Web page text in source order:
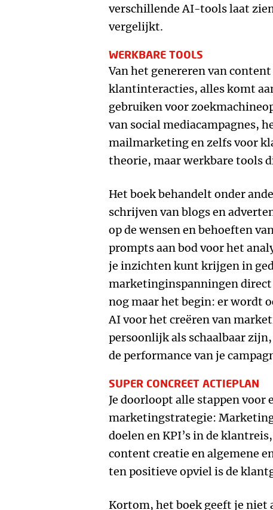
verschillende AI-tools laat
vergelijkt.
WERKBARE TOOLS
Van het genereren van
klantinteracties, alles komt
gebruiken voor
van social mediacampagnes,
mailmarketing en zelfs voor
theorie, maar werkbare tools
Het boek behandelt onder
schrijven van blogs en
op de wensen en behoeften
prompts aan bod voor het
je inzichten kunt krijgen in
marketinginspanningen
nog maar het begin: er wordt
AI voor het creëren van
persoonlijk als schaalbaar
de performance van je
SUPER CONCREET ACTIEPLAN
Je doorloopt alle stappen voor
marketingstrategie:
doelen en KPI’s in de
content creatie en algemene
ten positieve opviel is de
Kortom, het boek geeft je niet